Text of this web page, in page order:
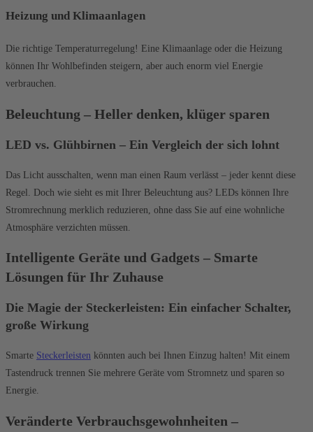
Heizung und Klimaanlagen
Die richtige Temperaturregelung! Eine Klimaanlage oder die Heizung
können Ihr Wohlbefinden steigern, aber auch enorm viel Energie
verbrauchen.
Beleuchtung – Heller denken, klüger sparen
LED vs. Glühbirnen – Ein Vergleich der sich lohnt
Das Licht ausschalten, wenn man einen Raum verlässt – jeder kennt diese
Regel. Doch wie sieht es mit Ihrer Beleuchtung aus? LEDs können Ihre
Stromrechnung merklich reduzieren, ohne dass Sie auf eine wohnliche
Atmosphäre verzichten müssen.
Intelligente Geräte und Gadgets – Smarte
Lösungen für Ihr Zuhause
Die Magie der Steckerleisten: Ein einfacher Schalter,
große Wirkung
Smarte Steckerleisten könnten auch bei Ihnen Einzug halten! Mit einem
Tastendruck trennen Sie mehrere Geräte vom Stromnetz und sparen so
Energie.
Veränderte Verbrauchsgewohnheiten –